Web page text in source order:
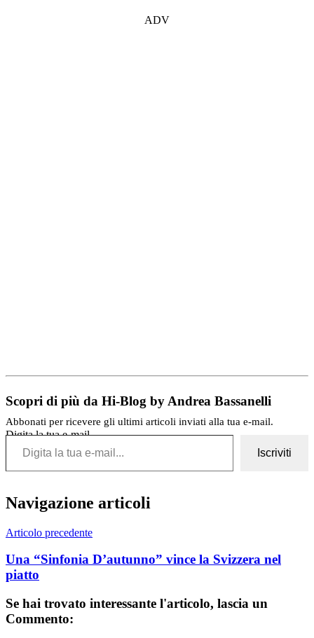
ADV
Scopri di più da Hi-Blog by Andrea Bassanelli
Abbonati per ricevere gli ultimi articoli inviati alla tua e-mail.
Digita la tua e-mail...
Iscriviti
Navigazione articoli
Articolo precedente
Una “Sinfonia D’autunno” vince la Svizzera nel
piatto
Se hai trovato interessante l'articolo, lascia un
Commento: